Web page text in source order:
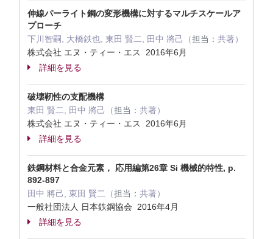
伸線パーライト鋼の変形機構に対するマルチスケールア
プローチ
下川智嗣, 大橋鉄也, 東田 賢二, 田中 將己（担当： 共著）
株式会社 エヌ・ティー・エス 2016年6月
詳細を見る
破壊靭性の支配機構
東田 賢二, 田中 將己（担当： 共著）
株式会社 エヌ・ティー・エス 2016年6月
詳細を見る
鉄鋼材料と合金元素， 応用編第26章 Si 機械的特性, p.
892-897
田中 將己, 東田 賢二（担当： 共著）
一般社団法人 日本鉄鋼協会 2016年4月
詳細を見る